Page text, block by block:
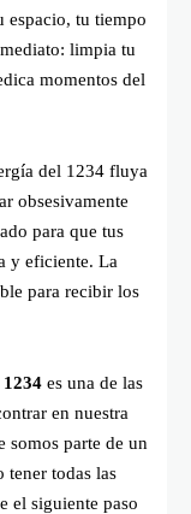
espacio, tu tiempo
limpia tu
momentos del
del 1234 fluya
obsesivamente
para que tus
y eficiente. La
para recibir los
es una de las
en nuestra
somos parte de un
tener todas las
el siguiente paso